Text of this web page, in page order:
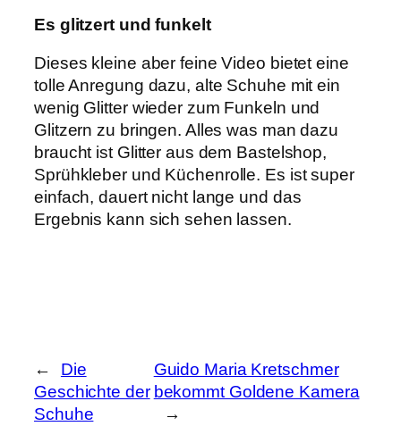
Es glitzert und funkelt
Dieses kleine aber feine Video bietet eine
tolle Anregung dazu, alte Schuhe mit ein
wenig Glitter wieder zum Funkeln und
Glitzern zu bringen. Alles was man dazu
braucht ist Glitter aus dem Bastelshop,
Sprühkleber und Küchenrolle. Es ist super
einfach, dauert nicht lange und das
Ergebnis kann sich sehen lassen.
←
Die
Geschichte der
Schuhe
Guido Maria Kretschmer
bekommt Goldene Kamera
→